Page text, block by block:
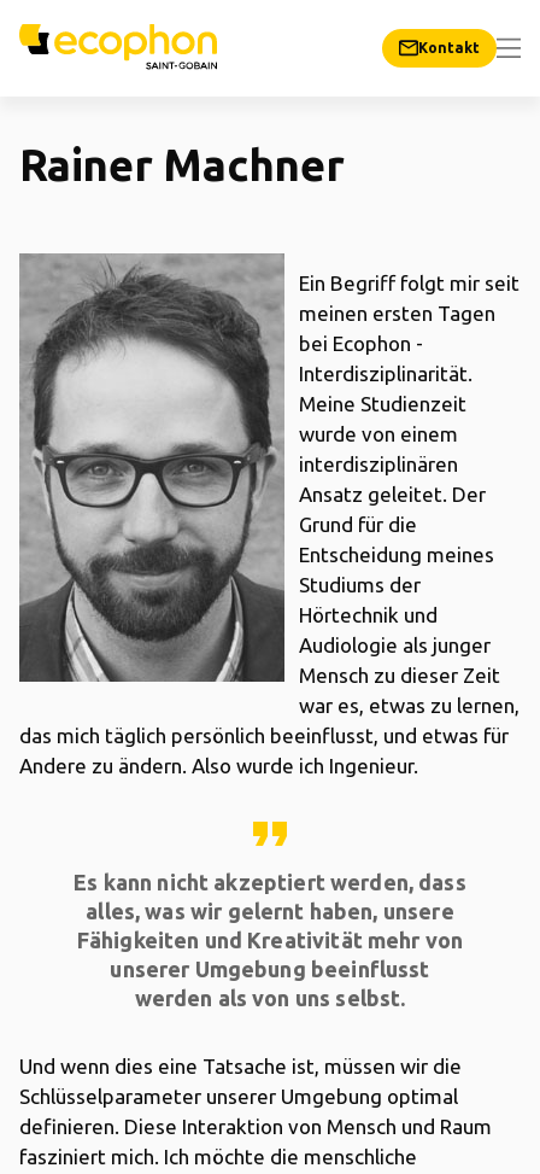
Kontakt
Rainer Machner
Ein Begriff folgt mir seit
meinen ersten Tagen
bei Ecophon -
Interdisziplinarität.
Meine Studienzeit
wurde von einem
interdisziplinären
Ansatz geleitet. Der
Grund für die
Entscheidung meines
Studiums der
Hörtechnik und
Audiologie als junger
Mensch zu dieser Zeit
war es, etwas zu lernen,
das mich täglich persönlich beeinflusst, und etwas für
Andere zu ändern. Also wurde ich Ingenieur.
format_quote
Es kann nicht akzeptiert werden, dass
alles, was wir gelernt haben, unsere
Fähigkeiten und Kreativität mehr von
unserer Umgebung beeinflusst
werden als von uns selbst.
Und wenn dies eine Tatsache ist, müssen wir die
Schlüsselparameter unserer Umgebung optimal
definieren. Diese Interaktion von Mensch und Raum
fasziniert mich. Ich möchte die menschliche